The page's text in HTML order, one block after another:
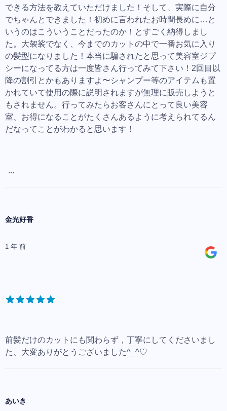
できる方法を教えていただけました！そして、実際に自分
でちゃんとできました！初めに言われたお時間長めに…と
いうのはこういうことだったのか！とすごく納得しまし
た。大袈裟でなく、今までのカットの中で一番お気に入り
の髪型になりました！本当に騙されたと思って美容室ジプ
シーになってる方は一度皆さん行ってみて下さい！2回目以
降の割引とかもありますよ〜シャンプー等のアイテムも置
かれていて使用の際に説明されますが無理に販売しようと
もされません。行ってみたらお客さんにとって良い美容
室、お得になることがたくさんあるように考えられてるん
だなってことがわかると思います！
...
金光好香
1 年 前
前髪だけのカットにも関わらず，丁寧にしてくださいまし
た、大変ありがとうございました^_^♡
あいき